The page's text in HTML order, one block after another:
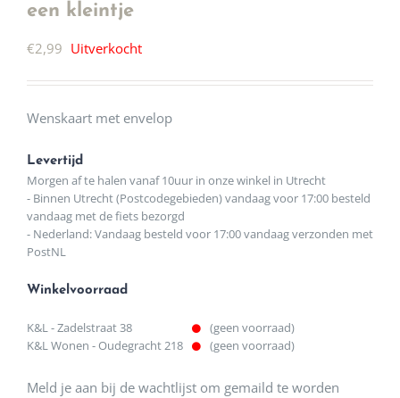
een kleintje
€2,99 Uitverkocht
Wenskaart met envelop
Levertijd
Morgen af te halen vanaf 10uur in onze winkel in Utrecht
- Binnen Utrecht (Postcodegebieden) vandaag voor 17:00 besteld
vandaag met de fiets bezorgd
- Nederland: Vandaag besteld voor 17:00 vandaag verzonden met
PostNL
Winkelvoorraad
K&L - Zadelstraat 38
(geen voorraad)
K&L Wonen - Oudegracht 218
(geen voorraad)
Meld je aan bij de wachtlijst om gemaild te worden